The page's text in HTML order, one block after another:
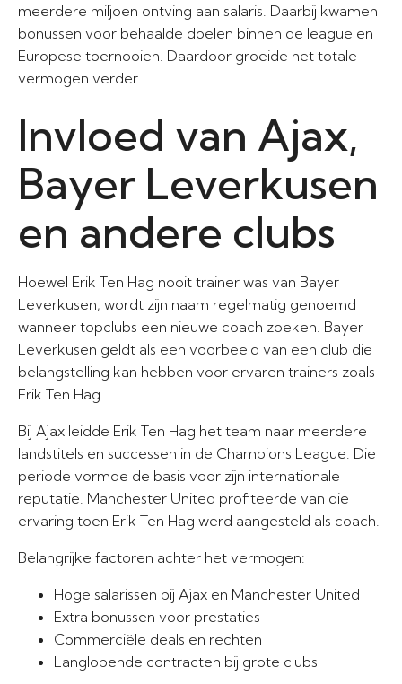
meerdere miljoen ontving aan salaris. Daarbij kwamen
bonussen voor behaalde doelen binnen de league en
Europese toernooien. Daardoor groeide het totale
vermogen verder.
Invloed van Ajax,
Bayer Leverkusen
en andere clubs
Hoewel Erik Ten Hag nooit trainer was van Bayer
Leverkusen, wordt zijn naam regelmatig genoemd
wanneer topclubs een nieuwe coach zoeken. Bayer
Leverkusen geldt als een voorbeeld van een club die
belangstelling kan hebben voor ervaren trainers zoals
Erik Ten Hag.
Bij Ajax leidde Erik Ten Hag het team naar meerdere
landstitels en successen in de Champions League. Die
periode vormde de basis voor zijn internationale
reputatie. Manchester United profiteerde van die
ervaring toen Erik Ten Hag werd aangesteld als coach.
Belangrijke factoren achter het vermogen:
Hoge salarissen bij Ajax en Manchester United
Extra bonussen voor prestaties
Commerciële deals en rechten
Langlopende contracten bij grote clubs